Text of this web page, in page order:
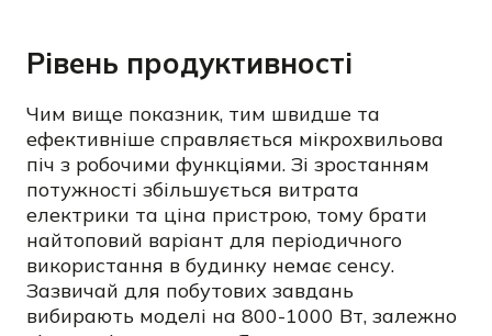
Рівень продуктивності
Чим вище показник, тим швидше та
ефективніше справляється мікрохвильова
піч з робочими функціями. Зі зростанням
потужності збільшується витрата
електрики та ціна пристрою, тому брати
найтоповий варіант для періодичного
використання в будинку немає сенсу.
Зазвичай для побутових завдань
вибирають моделі на 800-1000 Вт, залежно